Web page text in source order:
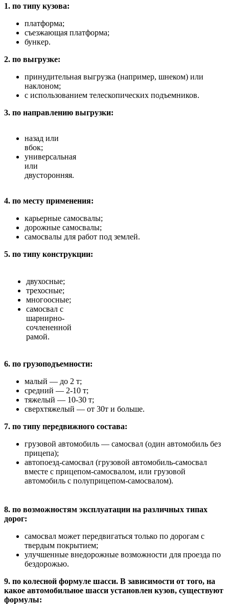
1. по типу кузова:
платформа;
съезжающая платформа;
бункер.
2. по выгрузке:
принудительная выгрузка (например, шнеком) или
наклоном;
с использованием телескопических подъемников.
3. по направлению выгрузки:
назад или
вбок;
универсальная
или
двусторонняя.
4. по месту применения:
карьерные самосвалы;
дорожные самосвалы;
самосвалы для работ под землей.
5. по типу конструкции:
двухосные;
трехосные;
многоосные;
самосвал с
шарнирно-
сочлененной
рамой.
6. по грузоподъемности:
малый — до 2 т;
средний — 2-10 т;
тяжелый — 10-30 т;
сверхтяжелый — от 30т и больше.
7. по типу передвижного состава:
грузовой автомобиль — самосвал (один автомобиль без
прицепа);
автопоезд-самосвал (грузовой автомобиль-самосвал
вместе с прицепом-самосвалом, или грузовой
автомобиль с полуприцепом-самосвалом).
8. по возможностям эксплуатации на различных типах
дорог:
самосвал может передвигаться только по дорогам с
твердым покрытием;
улучшенные внедорожные возможности для проезда по
бездорожью.
9. по колесной формуле шасси. В зависимости от того, на
какое автомобильное шасси установлен кузов, существуют
формулы: